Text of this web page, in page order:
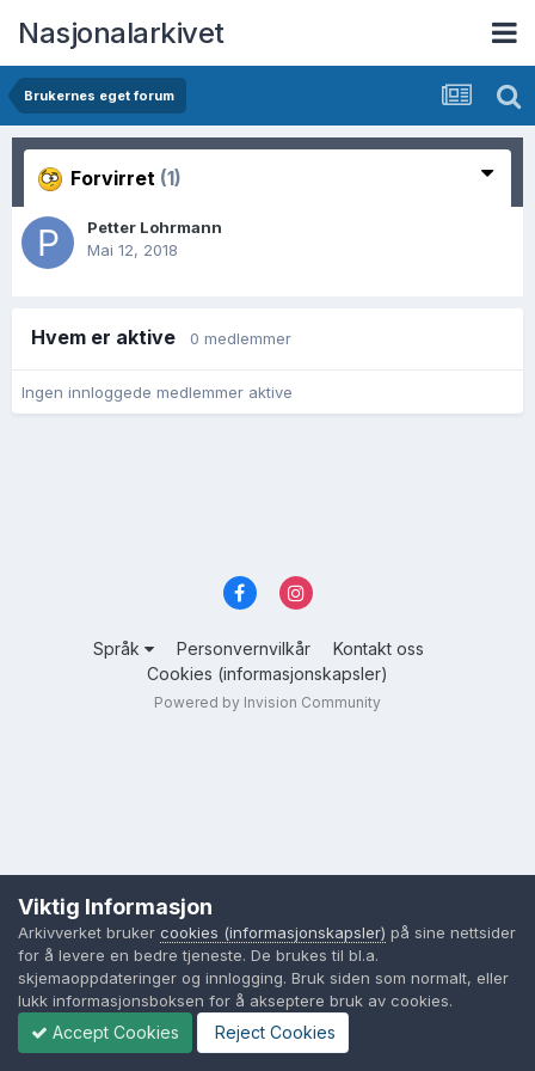
Nasjonalarkivet
Brukernes eget forum
Forvirret (1)
Petter Lohrmann
Mai 12, 2018
Hvem er aktive 0 medlemmer
Ingen innloggede medlemmer aktive
Språk Personvernvilkår
Kontakt oss
Cookies (informasjonskapsler)
Powered by Invision Community
Viktig Informasjon
Arkivverket bruker cookies (informasjonskapsler) på sine nettsider
for å levere en bedre tjeneste. De brukes til bl.a.
skjemaoppdateringer og innlogging. Bruk siden som normalt, eller
lukk informasjonsboksen for å akseptere bruk av cookies.
Accept Cookies Reject Cookies